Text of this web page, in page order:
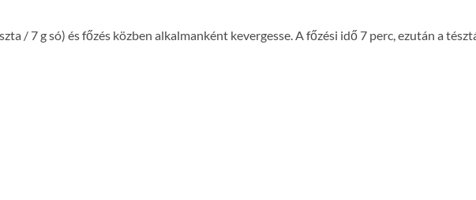
/ 7 g só) és főzés közben alkalmanként kevergesse. A főzési idő 7 perc, ezután a